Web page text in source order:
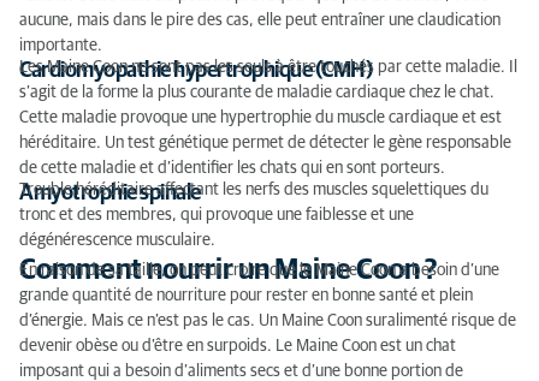
aucune, mais dans le pire des cas, elle peut entraîner une claudication
importante.
Cardiomyopathie hypertrophique (CMH)
Les Maine Coon ne sont pas les seuls à être touchés par cette maladie. Il
s’agit de la forme la plus courante de maladie cardiaque chez le chat.
Cette maladie provoque une hypertrophie du muscle cardiaque et est
héréditaire. Un test génétique permet de détecter le gène responsable
de cette maladie et d’identifier les chats qui en sont porteurs.
Amyotrophie spinale
Trouble héréditaire affectant les nerfs des muscles squelettiques du
tronc et des membres, qui provoque une faiblesse et une
dégénérescence musculaire.
Comment nourrir un Maine Coon ?
En raison de sa taille, on peut croire que le Maine Coon a besoin d’une
grande quantité de nourriture pour rester en bonne santé et plein
d’énergie. Mais ce n’est pas le cas. Un Maine Coon suralimenté risque de
devenir obèse ou d’être en surpoids. Le Maine Coon est un chat
imposant qui a besoin d’aliments secs et d’une bonne portion de